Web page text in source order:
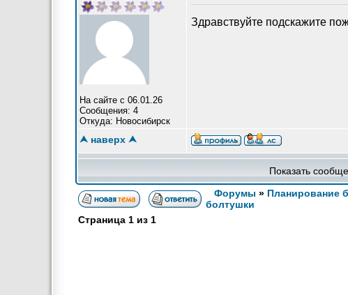
На сайте с 06.01.26
Сообщения: 4
Откуда: Новосибирск
Здравствуйте подскажите
⮝ наверх ⮝
Показать
Форумы » Планирование
болтушки
Страница 1 из 1